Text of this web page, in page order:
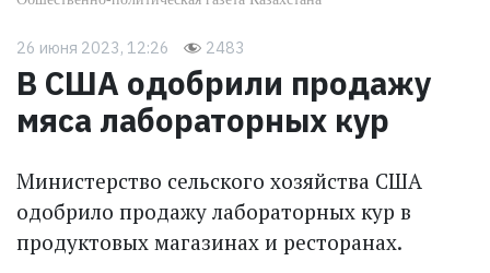
26 июня 2023, 12:26 2483
В США одобрили продажу
мяса лабораторных кур
Министерство сельского хозяйства США
одобрило продажу лабораторных кур в
продуктовых магазинах и ресторанах.